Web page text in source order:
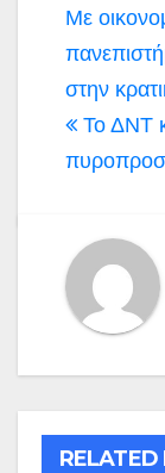
Με
στην
Το ΔΝΤ
RELATED